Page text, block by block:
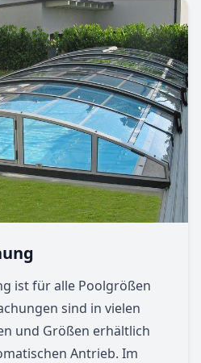
ist für alle Poolgrößen
sind in vielen
und Größen erhältlich
Antrieb. Im